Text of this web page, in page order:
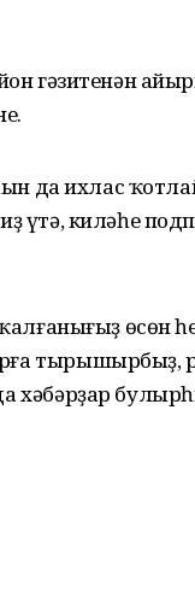
гәзитенән
да ихлас
үтә, киләһе
өсөн
тырышырбыҙ,
хәбәрҙар